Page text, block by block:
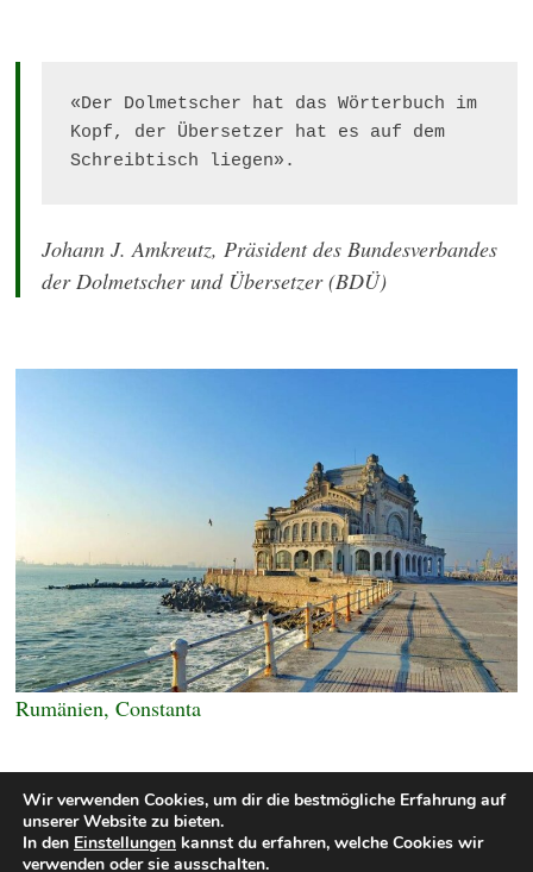
«Der Dolmetscher hat das Wörterbuch im
Kopf, der Übersetzer hat es auf dem
Schreibtisch liegen».
Johann J. Amkreutz, Präsident des Bundesverbandes
der Dolmetscher und Übersetzer (BDÜ)
Rumänien, Constanta
Wir verwenden Cookies, um dir die bestmögliche Erfahrung auf
unserer Website zu bieten.
In den Einstellungen kannst du erfahren, welche Cookies wir
verwenden oder sie ausschalten.